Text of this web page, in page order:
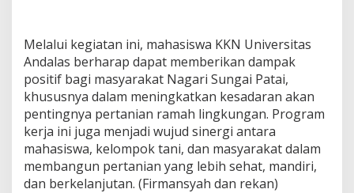
Melalui kegiatan ini, mahasiswa KKN Universitas
Andalas berharap dapat memberikan dampak
positif bagi masyarakat Nagari Sungai Patai,
khususnya dalam meningkatkan kesadaran akan
pentingnya pertanian ramah lingkungan. Program
kerja ini juga menjadi wujud sinergi antara
mahasiswa, kelompok tani, dan masyarakat dalam
membangun pertanian yang lebih sehat, mandiri,
dan berkelanjutan. (Firmansyah dan rekan)